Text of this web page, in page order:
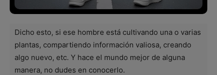
Dicho esto, si ese hombre está cultivando una o varias
plantas, compartiendo información valiosa, creando
algo nuevo, etc. Y hace el mundo mejor de alguna
manera, no dudes en conocerlo.